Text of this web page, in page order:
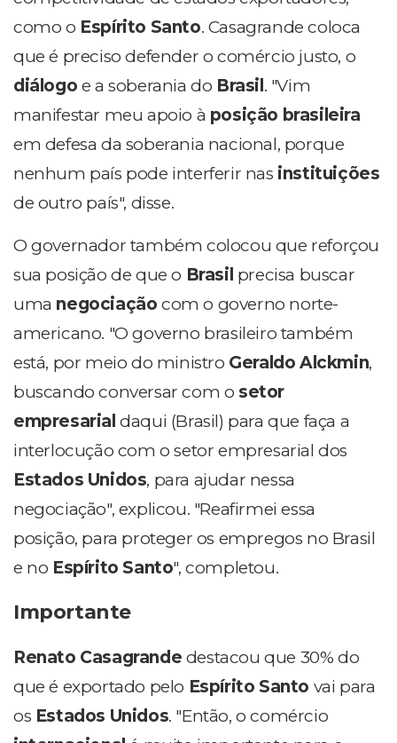
como o Espírito Santo. Casagrande coloca
que é preciso defender o comércio justo, o
diálogo e a soberania do Brasil. "Vim
manifestar meu apoio à posição brasileira
em defesa da soberania nacional, porque
nenhum país pode interferir nas instituições
de outro país", disse.
O governador também colocou que reforçou
sua posição de que o Brasil precisa buscar
uma negociação com o governo norte-
americano. "O governo brasileiro também
está, por meio do ministro Geraldo Alckmin,
buscando conversar com o setor
empresarial daqui (Brasil) para que faça a
interlocução com o setor empresarial dos
Estados Unidos, para ajudar nessa
negociação", explicou. "Reafirmei essa
posição, para proteger os empregos no Brasil
e no Espírito Santo", completou.
Importante
Renato Casagrande destacou que 30% do
que é exportado pelo Espírito Santo vai para
os Estados Unidos. "Então, o comércio